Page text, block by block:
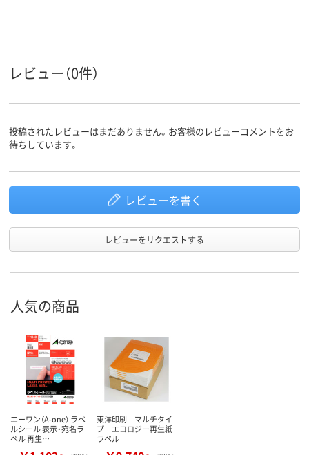
レビュー（0件）
投稿されたレビューはまだありません。お客様のレビューコメントをお
待ちしています。
レビューを書く
レビューをリクエストする
人気の商品
エーワン（A-one） ラベ
ルシール 表示・宛名ラ
ベル 再生…
東洋印刷 マルチタイ
プ エコロジー再生紙
ラベル